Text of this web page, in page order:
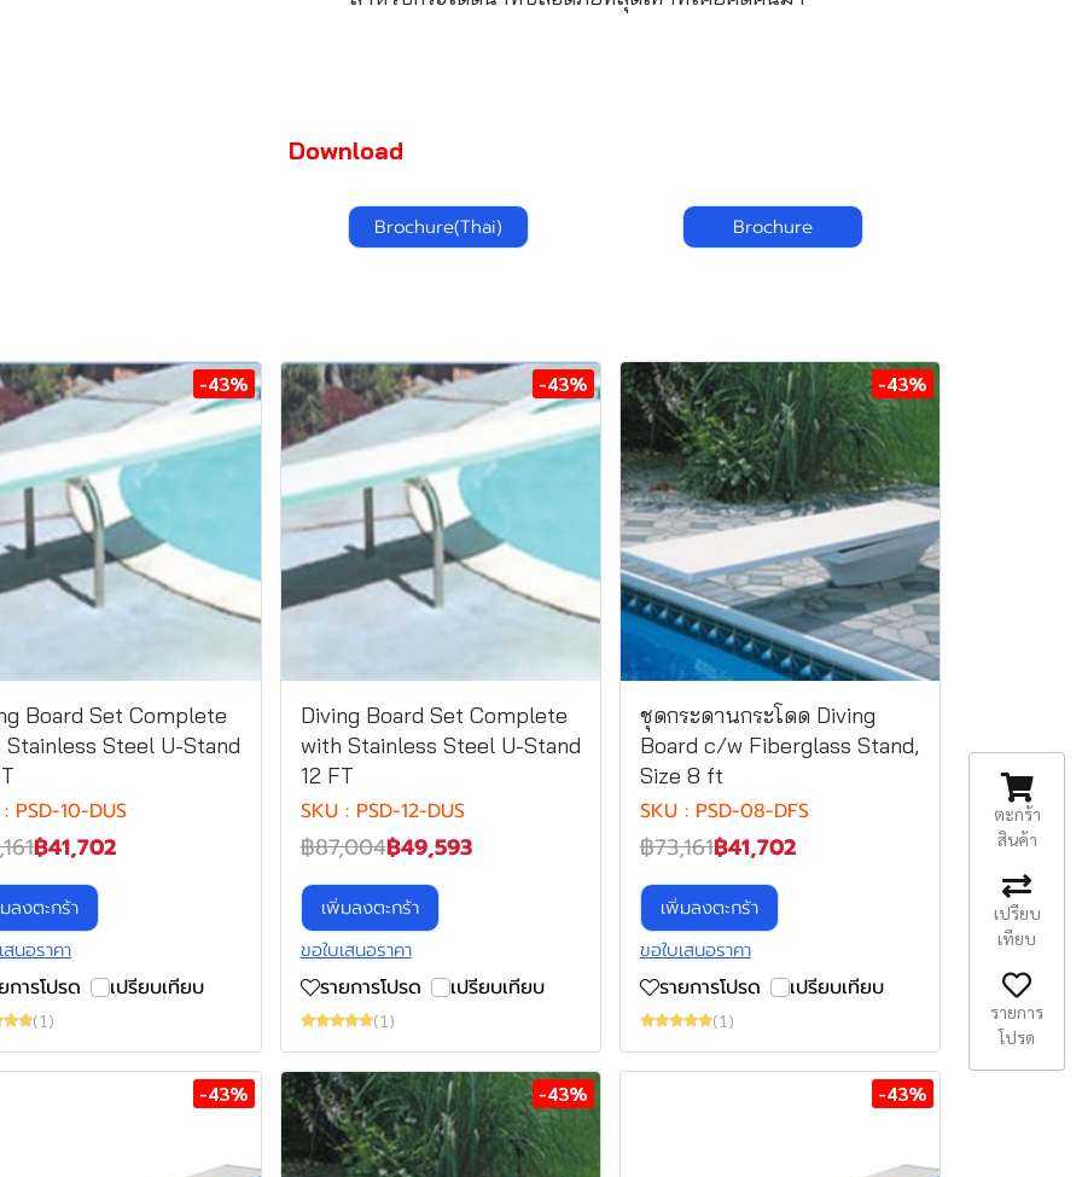
Download
Brochure(Thai) Brochure
-43%
Board Set Complete
Stainless Steel U-Stand
PSD-10-DUS
฿41,702
ลงตะกร้า
สนอราคา
การโปรด เปรียบเทียบ
(1)
-43%
Diving Board Set Complete
with Stainless Steel U-Stand
12 FT
SKU : PSD-12-DUS
฿87,004฿49,593
เพิ่มลงตะกร้า
ขอใบเสนอราคา
รายการโปรด เปรียบเทียบ
(1)
-43%
ชุดกระดานกระโดด Diving
Board c/w Fiberglass Stand,
Size 8 ft
SKU : PSD-08-DFS
฿73,161฿41,702
เพิ่มลงตะกร้า
ขอใบเสนอราคา
รายการโปรด เปรียบเทียบ
(1)
-43% -43% -43%
ตะกร้า
สินค้า
เปรียบ
เทียบ
รายการ
โปรด